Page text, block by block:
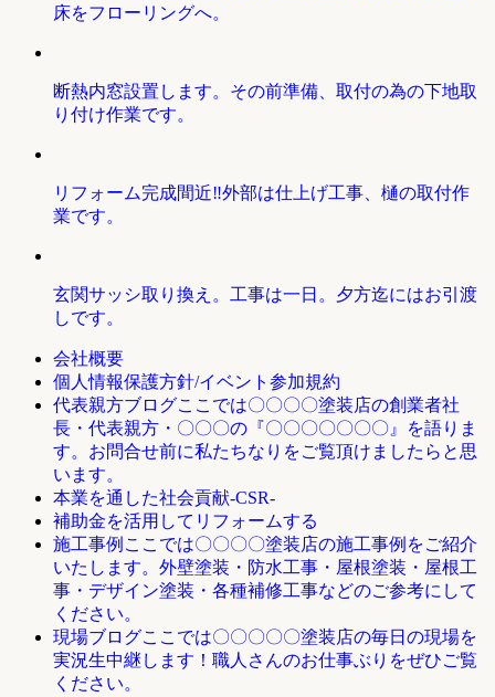
床をフローリングへ。
断熱内窓設置します。その前準備、取付の為の下地取
り付け作業です。
リフォーム完成間近‼外部は仕上げ工事、樋の取付作
業です。
玄関サッシ取り換え。工事は一日。夕方迄にはお引渡
しです。
会社概要
個人情報保護方針/イベント参加規約
代表親方ブログここでは〇〇〇〇塗装店の創業者社
長・代表親方・〇〇〇の『〇〇〇〇〇〇〇』を語りま
す。お問合せ前に私たちなりをご覧頂けましたらと思
います。
本業を通した社会貢献-CSR-
補助金を活用してリフォームする
施工事例 ここでは〇〇〇〇塗装店の施工事例をご紹介
いたします。外壁塗装・防水工事・屋根塗装・屋根工
事・デザイン塗装・各種補修工事などのご参考にして
ください。
現場ブログここでは〇〇〇〇〇塗装店の毎日の現場を
実況生中継します！職人さんのお仕事ぶりをぜひご覧
ください。